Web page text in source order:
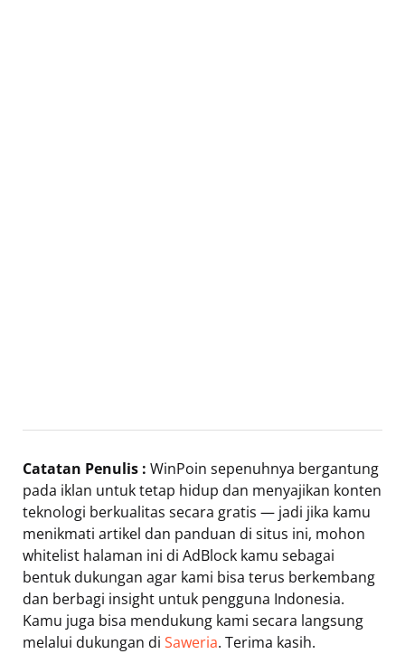
Catatan Penulis : WinPoin sepenuhnya bergantung
pada iklan untuk tetap hidup dan menyajikan konten
teknologi berkualitas secara gratis — jadi jika kamu
menikmati artikel dan panduan di situs ini, mohon
whitelist halaman ini di AdBlock kamu sebagai
bentuk dukungan agar kami bisa terus berkembang
dan berbagi insight untuk pengguna Indonesia.
Kamu juga bisa mendukung kami secara langsung
melalui dukungan di Saweria. Terima kasih.